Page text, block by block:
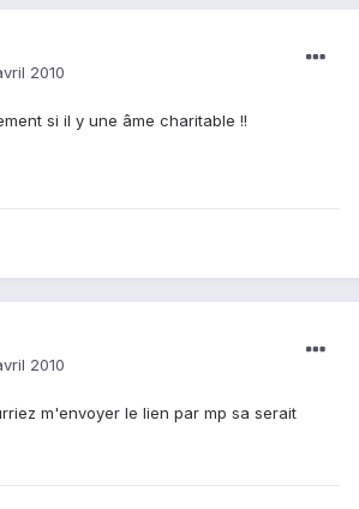
2010
si il y une âme charitable !!
2010
m'envoyer le lien par mp sa serait